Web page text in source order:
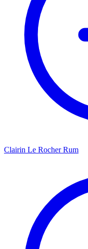
Clairin Le Rocher Rum